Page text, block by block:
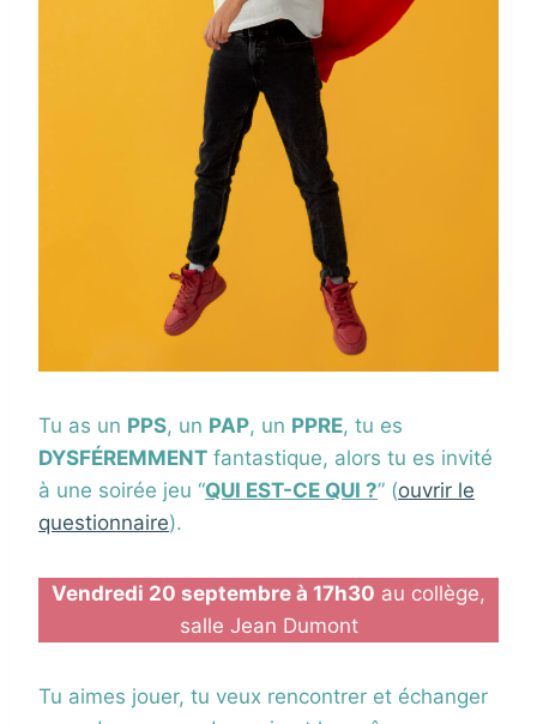
Tu as un PPS, un PAP, un PPRE, tu es
DYSFÉREMMENT fantastique, alors tu es invité
à une soirée jeu “QUI EST-CE QUI ?” (ouvrir le
questionnaire).
Vendredi 20 septembre à 17h30 au collège,
salle Jean Dumont
Tu aimes jouer, tu veux rencontrer et échanger